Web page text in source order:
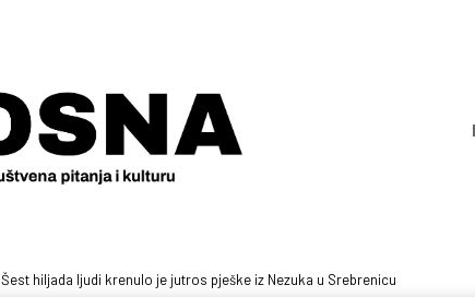
Šest hiljada ljudi krenulo je jutros pješke iz Nezuka u Srebrenicu